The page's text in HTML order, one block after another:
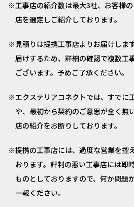
工事店の紹介数は最大3社、お客様
店を選定しご紹介しております。
見積りは提携工事店よりお届けしま
届けするため、詳細の確認で複数工
ございます。予めご了承ください。
エクステリアコネクトでは、すでに
や、最初から契約のご意思が全く無
店の紹介をお断りしております。
提携の工事店には、過度な営業を控
おります。評判の悪い工事店には即
ものとしておりますので、何か問題
一報ください。